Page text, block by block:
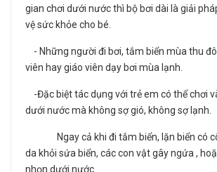
gian chơi dưới nước thì bộ bơi dài là giải
vệ sức khỏe cho bé.
- Những người đi bơi, tắm biển mùa thu
viên hay giáo viên dạy bơi mùa lạnh.
-Đặc biệt tác dụng với trẻ em có thể chơi
dưới nước mà không sợ gió, không sợ lạnh.
Ngay cả khi đi tắm biển, lặn biển có
da khỏi sứa biển, các con vật gây ngứa ,
nhọn dưới nước.